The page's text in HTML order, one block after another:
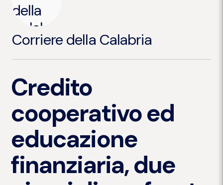
Corriere della Calabria
Credito
cooperativo ed
educazione
finanziaria, due